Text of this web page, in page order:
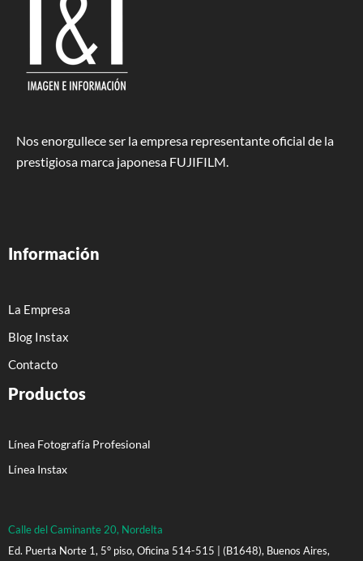
Nos enorgullece ser la empresa representante oficial de la
prestigiosa marca japonesa FUJIFILM.
Información
La Empresa
Blog Instax
Contacto
Productos
Línea Fotografía Profesional
Línea Instax
Calle del Caminante 20, Nordelta
Ed. Puerta Norte 1, 5° piso, Oficina 514-515 | (B1648), Buenos Aires,